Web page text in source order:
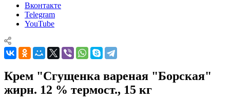
Вконтакте
Telegram
YouTube
Крем "Сгущенка вареная "Борская"
жирн. 12 % термост., 15 кг